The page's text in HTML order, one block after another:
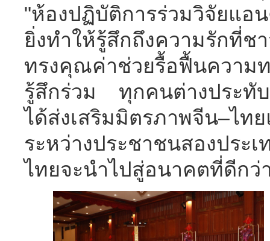
"ห้องปฏิบัติการร่วมวิจัยแ
ยิ่งทำให้รู้สึกถึงความรักที่
ทรงคุณค่าช่วยรื้อฟื้นความ
รู้สึกร่วม ทุกคนต่างประทั
ได้ส่งเสริมมิตรภาพจีน–ไท
ระหว่างประชาชนสองประ
ไทยจะนำไปสู่อนาคตที่ดีกว่